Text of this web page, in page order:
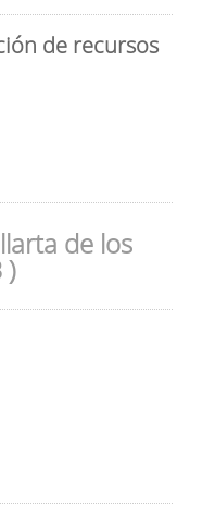
de recursos
de los
)